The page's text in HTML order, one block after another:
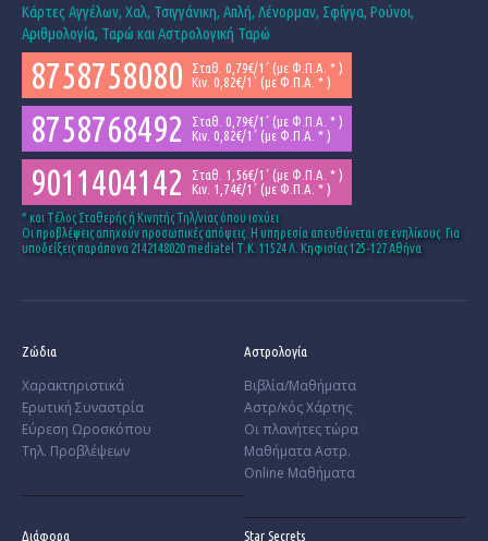
Κάρτες Αγγέλων, Χαλ, Τσιγγάνικη, Απλή, Λένορμαν, Σφίγγα, Ρούνοι,
Αριθμολογία, Ταρώ και Αστρολογική Ταρώ
8758758080
Σταθ. 0,79€/1΄ (με Φ.Π.Α. * )
Κιν. 0,82€/1΄ (με Φ.Π.Α. * )
8758768492
Σταθ. 0,79€/1΄ (με Φ.Π.Α. * )
Κιν. 0,82€/1΄ (με Φ.Π.Α. * )
9011404142
Σταθ. 1,56€/1΄ (με Φ.Π.Α. * )
Κιν. 1,74€/1΄ (με Φ.Π.Α. * )
* και Tέλος Σταθερής ή Κινητής Τηλ/νιας όπου ισχύει
Οι προβλέψεις απηχούν προσωπικές απόψεις. Η υπηρεσία απευθύνεται σε ενηλίκους. Για
υποδείξεις παράπονα 2142148020 mediatel Τ.Κ. 11524 Λ. Κηφισίας 125-127 Αθήνα
Ζώδια
Χαρακτηριστικά
­Ερωτική Συναστρία
­Εύρεση Ωροσκόπου
Τηλ. Προβλέψεων
Αστρολογία
Βιβλία/Μαθήματα
Αστρ/κός Χάρτης
Οι πλανήτες τώρα
Μαθήματα Αστρ.
Online Μαθήματα
Διάφορα Star Secrets